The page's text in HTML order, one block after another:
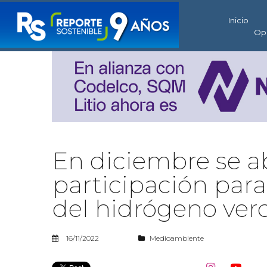
Inicio
En diciembre se
participación
del hidrógeno
16/11/2022 Medioambiente